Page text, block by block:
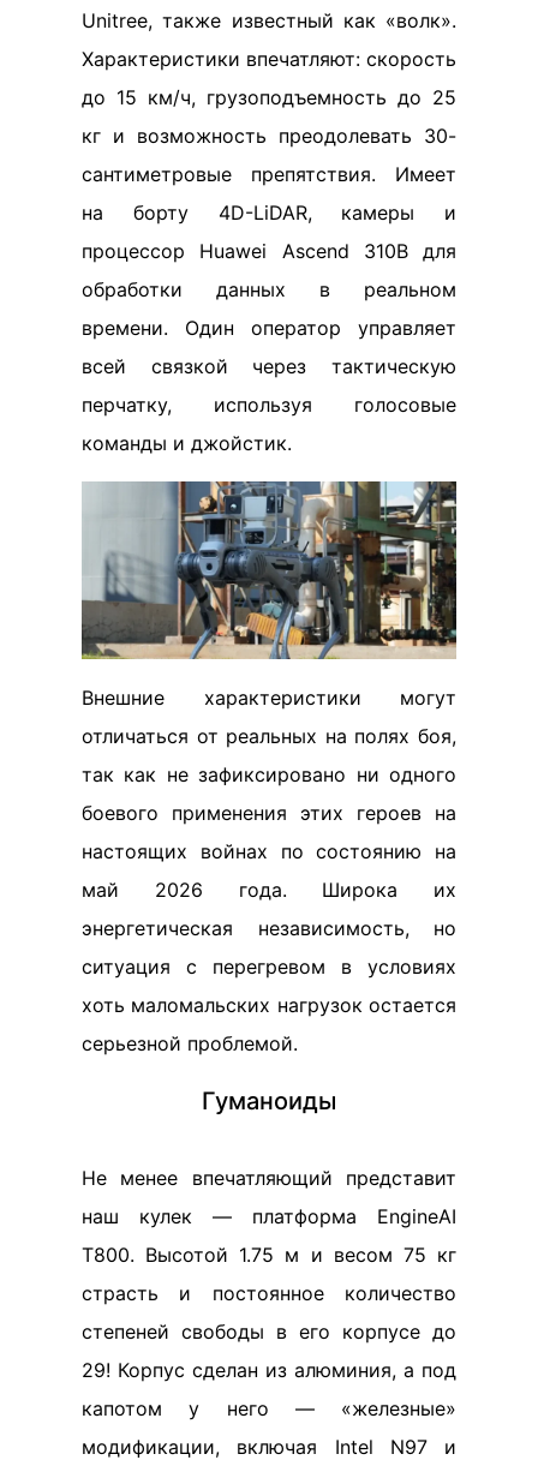
Unitree, также известный как «волк».
Характеристики впечатляют: скорость
до 15 км/ч, грузоподъемность до 25
кг и возможность преодолевать 30-
сантиметровые препятствия. Имеет
на борту 4D-LiDAR, камеры и
процессор Huawei Ascend 310B для
обработки данных в реальном
времени. Один оператор управляет
всей связкой через тактическую
перчатку, используя голосовые
команды и джойстик.
Внешние характеристики могут
отличаться от реальных на полях боя,
так как не зафиксировано ни одного
боевого применения этих героев на
настоящих войнах по состоянию на
май 2026 года. Широка их
энергетическая независимость, но
ситуация с перегревом в условиях
хоть маломальских нагрузок остается
серьезной проблемой.
Гуманоиды
Не менее впечатляющий представит
наш кулек — платформа EngineAI
T800. Высотой 1.75 м и весом 75 кг
страсть и постоянное количество
степеней свободы в его корпусе до
29! Корпус сделан из алюминия, а под
капотом у него — «железные»
модификации, включая Intel N97 и